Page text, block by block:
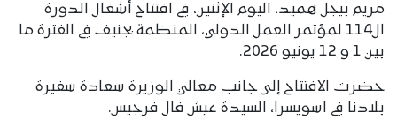
مريم بيجل هميد، اليوم الإثنين، في افتتاح أشغال الدورة
ال114 لمؤتمر العمل الدولي، المنظمة بجنيف في الفترة ما
بين 1 و 12 يونيو 2026.
حضرت الافتتاح إلى جانب معالي الوزيرة سعادة سفيرة
بلادنا في اسويسرا، السيدة عيش فال فرجيس.